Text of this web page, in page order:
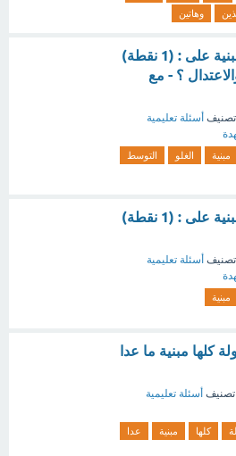
وهاتين
العبادات كلها مبنية على : (1 نقطة)
؟ - مع
أسئلة تعليمية
مبنية الغلو
التوسط
العبادات كلها مبنية على : (1 نقطة)
أسئلة تعليمية
مبنية
كلها مبنية ما عدا
أسئلة تعليمية
كلها مبنية عدا